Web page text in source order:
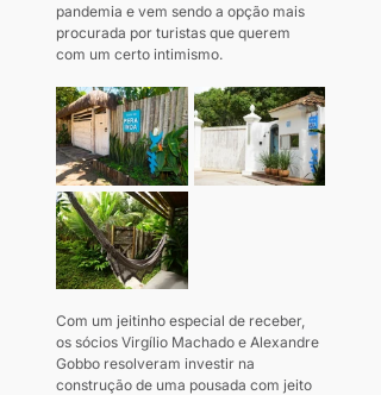
pandemia e vem sendo a opção mais
procurada por turistas que querem
com um certo intimismo.
Com um jeitinho especial de receber,
os sócios Virgílio Machado e Alexandre
Gobbo resolveram investir na
construção de uma pousada com jeito